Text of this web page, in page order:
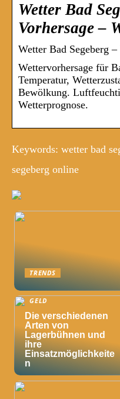
Wetter Bad
Vorhersage –
Wetter Bad Segeberg
Wettervorhersage für
Temperatur,
Bewölkung.
Wetterprognose.
Keywords: wetter bad
segeberg online
TRENDS
GELD
Die verschiedenen
Arten von
Lagerbühnen und
ihre
Einsatzmöglichkeite
n